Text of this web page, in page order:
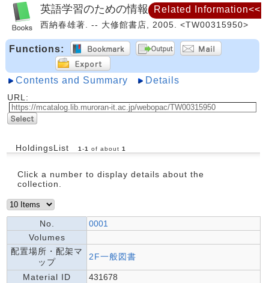
英語学習のための情報リテラシーブック
西納春雄著. -- 大修館書店, 2005. <TW00315950>
Functions:
Contents and Summary Details
URL:
HoldingsList 1-1 of about 1
Click a number to display details about the
collection.
No.
0001
Volumes
配置場所・配架マ
ップ
2F一般図書
Material ID
431678
Related Information<<